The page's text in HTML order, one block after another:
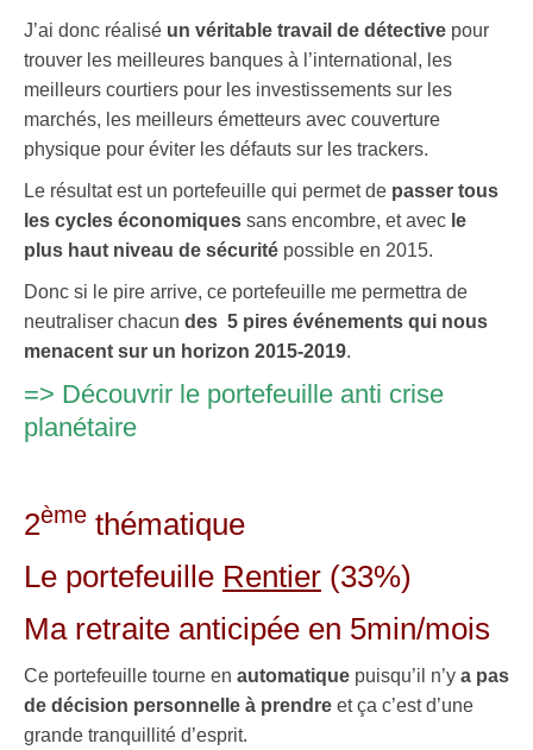
J’ai donc réalisé un véritable travail de détective pour
trouver les meilleures banques à l’international, les
meilleurs courtiers pour les investissements sur les
marchés, les meilleurs émetteurs avec couverture
physique pour éviter les défauts sur les trackers.
Le résultat est un portefeuille qui permet de passer tous
les cycles économiques sans encombre, et avec le
plus haut niveau de sécurité possible en 2015.
Donc si le pire arrive, ce portefeuille me permettra de
neutraliser chacun des 5 pires événements qui nous
menacent sur un horizon 2015-2019.
=> Découvrir le portefeuille anti crise
planétaire
2ème thématique
Le portefeuille Rentier (33%)
Ma retraite anticipée en 5min/mois
Ce portefeuille tourne en automatique puisqu’il n’y a pas
de décision personnelle à prendre et ça c’est d’une
grande tranquillité d’esprit.